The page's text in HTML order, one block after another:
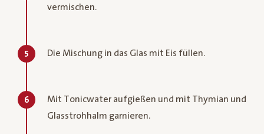
vermischen.
5 Die Mischung in das Glas mit Eis füllen.
6
Mit Tonicwater aufgießen und mit Thymian und
Glasstrohhalm garnieren.